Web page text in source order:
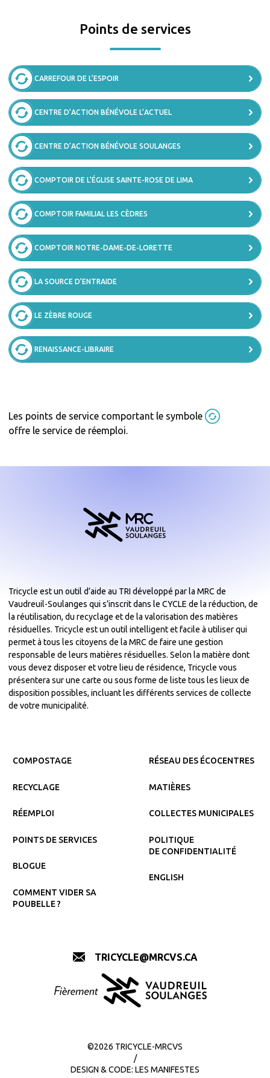
Points de services
CARREFOUR DE L’ESPOIR
CENTRE D’ACTION BÉNÉVOLE L’ACTUEL
CENTRE D’ACTION BÉNÉVOLE SOULANGES
COMPTOIR DE L’ÉGLISE SAINTE-ROSE DE LIMA
COMPTOIR FAMILIAL LES CÈDRES
COMPTOIR NOTRE-DAME-DE-LORETTE
LA SOURCE D’ENTRAIDE
LE ZÈBRE ROUGE
RENAISSANCE-LIBRAIRE
Les points de service comportant le symbole
offre le service de réemploi.
Tricycle est un outil d’aide au TRI développé par la MRC de
Vaudreuil-Soulanges qui s’inscrit dans le CYCLE de la réduction, de
la réutilisation, du recyclage et de la valorisation des matières
résiduelles. Tricycle est un outil intelligent et facile à utiliser qui
permet à tous les citoyens de la MRC de faire une gestion
responsable de leurs matières résiduelles. Selon la matière dont
vous devez disposer et votre lieu de résidence, Tricycle vous
présentera sur une carte ou sous forme de liste tous les lieux de
disposition possibles, incluant les différents services de collecte
de votre municipalité.
COMPOSTAGE
RECYCLAGE
RÉEMPLOI
POINTS DE SERVICES
BLOGUE
COMMENT VIDER SA
POUBELLE ?
RÉSEAU DES ÉCOCENTRES
MATIÈRES
COLLECTES MUNICIPALES
POLITIQUE
DE CONFIDENTIALITÉ
ENGLISH
TRICYCLE@MRCVS.CA
©2026 TRICYCLE-MRCVS
/
DESIGN & CODE: LES MANIFESTES